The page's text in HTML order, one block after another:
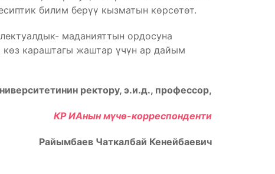
билим берүү кызматын көрсөтөт.
маданияттын ордосуна
караштагы жаштар үчүн ар дайым
ректору, э.и.д., профессор,
КР ИАнын мүчө-корреспонденти
Райымбаев Чаткалбай Кенейбаевич